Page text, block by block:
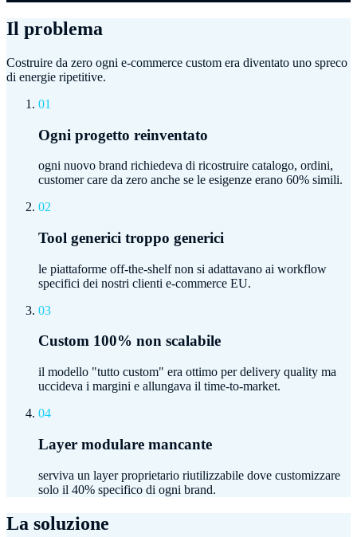
Il problema
Costruire da zero ogni e-commerce custom era diventato uno spreco
di energie ripetitive.
01
Ogni progetto reinventato
ogni nuovo brand richiedeva di ricostruire catalogo, ordini,
customer care da zero anche se le esigenze erano 60% simili.
02
Tool generici troppo generici
le piattaforme off-the-shelf non si adattavano ai workflow
specifici dei nostri clienti e-commerce EU.
03
Custom 100% non scalabile
il modello "tutto custom" era ottimo per delivery quality ma
uccideva i margini e allungava il time-to-market.
04
Layer modulare mancante
serviva un layer proprietario riutilizzabile dove customizzare
solo il 40% specifico di ogni brand.
La soluzione